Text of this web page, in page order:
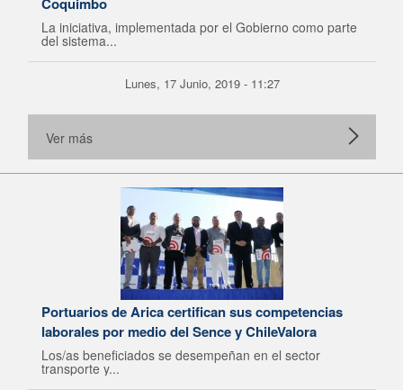
La iniciativa, implementada por el Gobierno como parte
del sistema...
Lunes, 17 Junio, 2019 - 11:27
Ver más
Portuarios de Arica certifican sus competencias
laborales por medio del Sence y ChileValora
Los/as beneficiados se desempeñan en el sector
transporte y...